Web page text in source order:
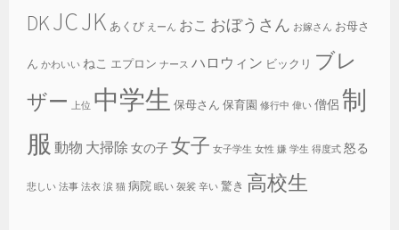
DKJCJK あくび えーん おこ おぼうさん お嫁さん お母さ
ん かわいい ねこ エプロン ナース ハロウィン ビックリ ブレ
ザー 上位 中学生 保母さん 保育園 修行中 偉い 僧侶 制
服 動物 大掃除 女の子女子 女子学生 女性 嫌 学生 得度式 怒る
悲しい 法事 法衣 涙 猫 病院 眠い 袈裟 辛い 驚き 高校生